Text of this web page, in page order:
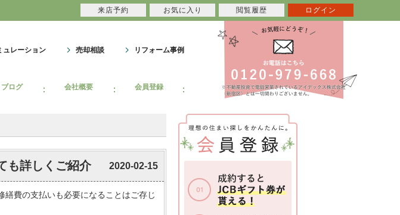
ュレーション 売却相談 リフォーム事例
ブログ 会社概要 会員登録
も詳しくご紹介 2020-02-15
費の支払いも必要になることはご存じ
来店予約 お気に入り 閲覧履歴 ログイン